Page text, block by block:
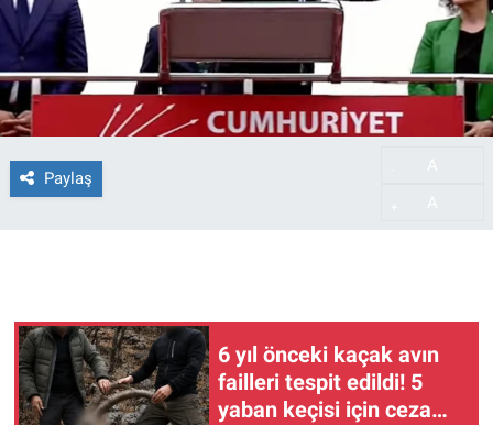
Paylaş
6 yıl önceki kaçak avın
failleri tespit edildi! 5
yaban keçisi için ceza